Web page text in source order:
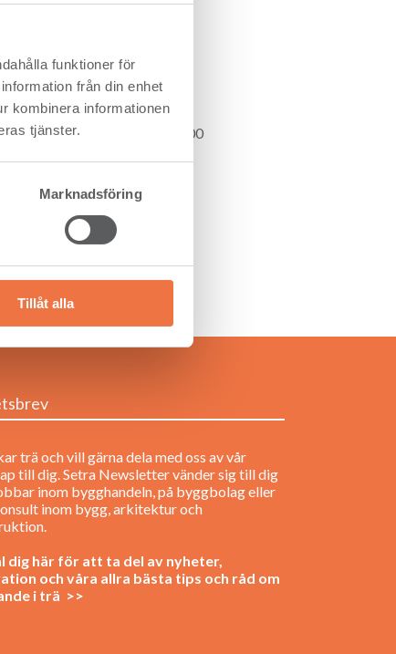
funktioner för
från din enhet
kombinera informationen
tjänster.
Marknadsföring
Tillåt alla
Setra Trävaror AB
Snasbäcken
827 63 Färila
Telefon:
0651-76 81 00
trä och vill gärna dela med oss av vår
till dig. Setra Newsletter vänder sig till dig
inom bygghandeln, på byggbolag eller
inom bygg, arkitektur och
dig här för att ta del av nyheter,
och våra allra bästa tips och råd om
i trä >>